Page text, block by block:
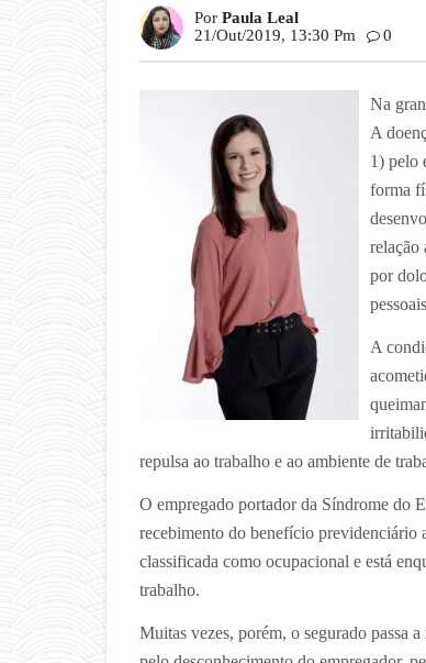
Por Paula Leal
21/out/2019, 13:30 Pm
0
Na
A
1) pelo
forma
relação
por
A
repulsa ao trabalho e ao ambiente de
O empregado portador da Síndrome do
recebimento do benefício previdenciário
classificada como ocupacional e está
trabalho.
Muitas vezes, porém, o segurado passa